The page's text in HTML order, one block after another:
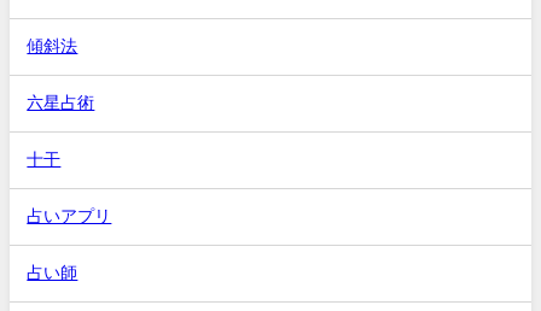
傾斜法
六星占術
十干
占いアプリ
占い師